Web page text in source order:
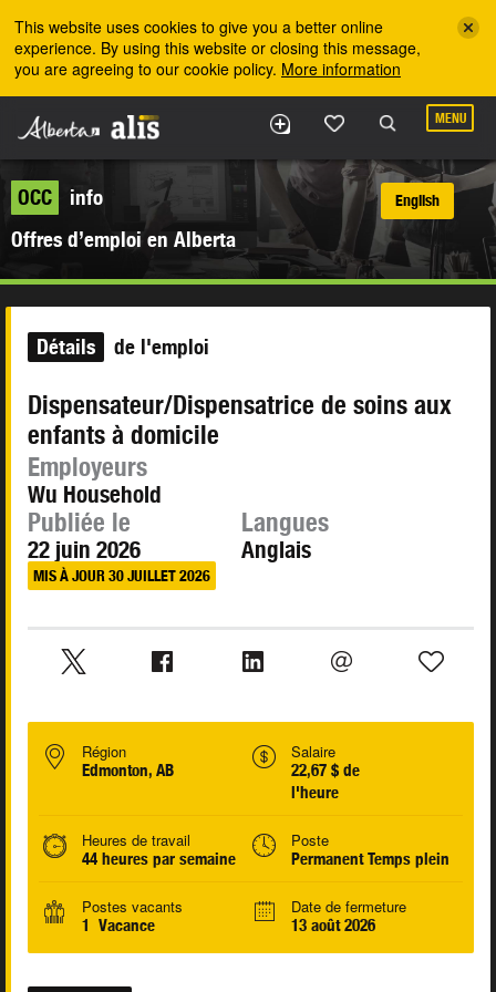
This website uses cookies to give you a better online
experience. By using this website or closing this message,
you are agreeing to our cookie policy. More information
MENU
OCC
info
Offres d’emploi en Alberta
English
Détails de l'emploi
Dispensateur/Dispensatrice de soins aux
enfants à domicile
Employeurs
Wu Household
Publiée le
22 juin 2026
MIS À JOUR 30 JUILLET 2026
Langues
Anglais
Région
Edmonton, AB
Salaire
22,67 $ de
l'heure
Heures de travail
44 heures par semaine
Poste
Permanent Temps plein
Postes vacants
1 Vacance
Date de fermeture
13 août 2026